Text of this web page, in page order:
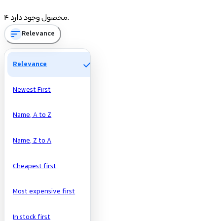
تومان
تومان
Manufacturers
4 محصول وجود دارد.
sortRelevance
Relevance check
Newest First
Name, A to Z
Name, Z to A
Cheapest first
Most expensive first
In stock first